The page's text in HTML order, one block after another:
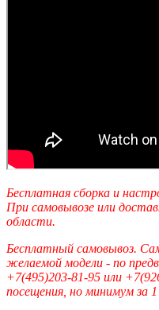
Бесплатная сборка и
При самовывозе или
области.
Бесплатный самовывоз.
желаемой модели - по
+7(495)203-81-95 или
посещения, но минимум за 1